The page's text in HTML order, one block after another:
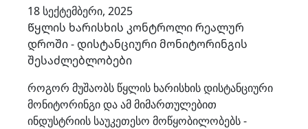
18 სექტემბერი, 2025
Წყლის ხარისხის კონტროლი რეალურ
დროში - დისტანციური მონიტორინგის
შესაძლებლობები
როგორ მუშაობს წყლის ხარისხის დისტანციური
მონიტორინგი და ამ მიმართულებით
ინდუსტრიის საუკეთესო მოწყობილობებს -